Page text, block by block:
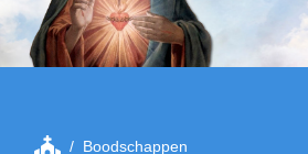
Boodschappen